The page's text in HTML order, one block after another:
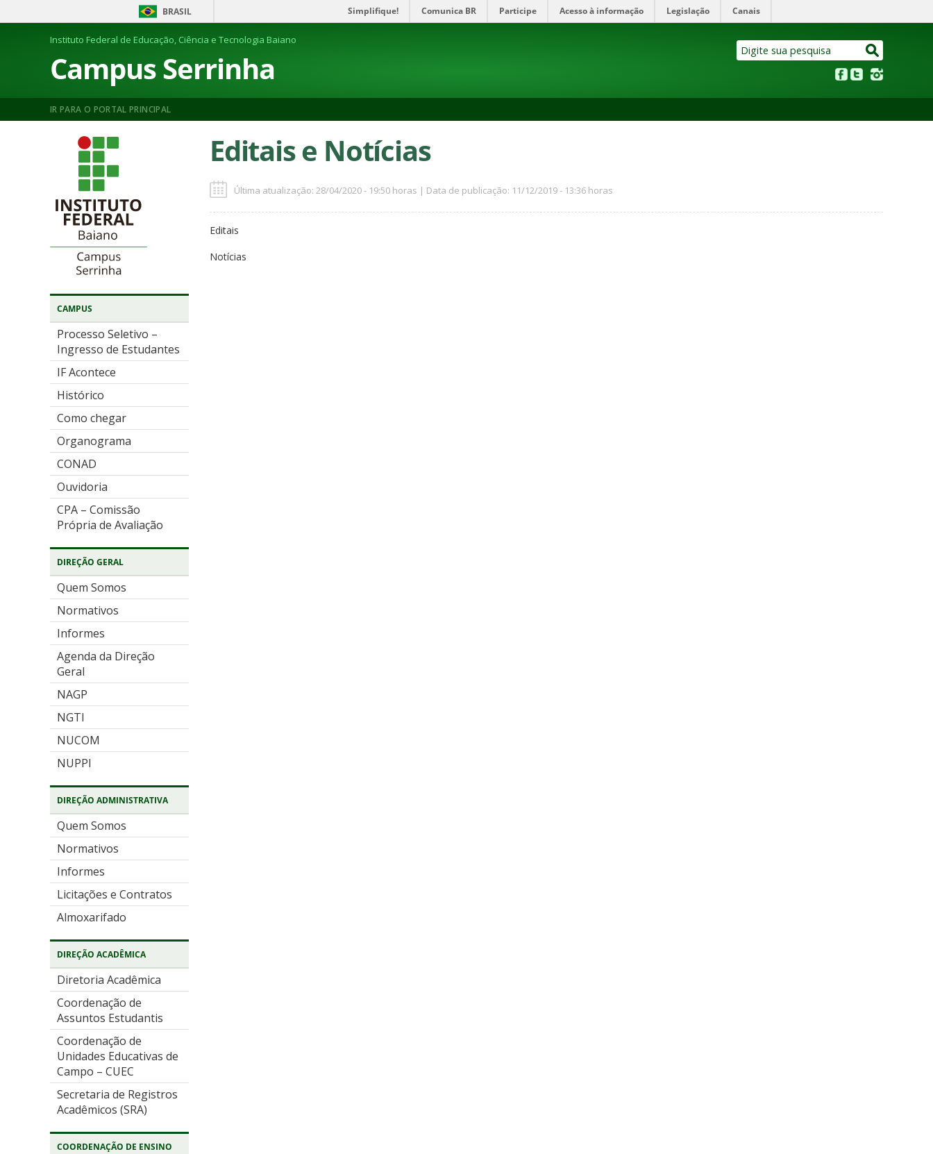
BRASIL Simplifique! Comunica BR Participe Acesso à informação Legislação Canais
Instituto Federal de Educação, Ciência e Tecnologia Baiano
Campus Serrinha
IR PARA O PORTAL PRINCIPAL
CAMPUS
Processo Seletivo –
Ingresso de Estudantes
IF Acontece
Histórico
Como chegar
Organograma
CONAD
Ouvidoria
CPA – Comissão
Própria de Avaliação
DIREÇÃO GERAL
Quem Somos
Normativos
Informes
Agenda da Direção
Geral
NAGP
NGTI
NUCOM
NUPPI
DIREÇÃO ADMINISTRATIVA
Quem Somos
Normativos
Informes
Licitações e Contratos
Almoxarifado
DIREÇÃO ACADÊMICA
Diretoria Acadêmica
Coordenação de
Assuntos Estudantis
Coordenação de
Unidades Educativas de
Campo – CUEC
Secretaria de Registros
Acadêmicos (SRA)
COORDENAÇÃO DE ENSINO
Editais e Notícias
Última atualização: 28/04/2020 - 19:50 horas | Data de publicação: 11/12/2019 - 13:36 horas
Editais
Notícias